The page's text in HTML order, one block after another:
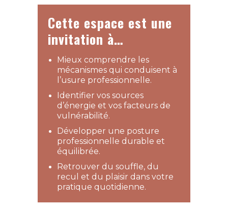
Cette espace est une
invitation à…
Mieux comprendre les
mécanismes qui conduisent à
l’usure professionnelle.
Identifier vos sources
d’énergie et vos facteurs de
vulnérabilité.
Développer une posture
professionnelle durable et
équilibrée.
Retrouver du souffle, du
recul et du plaisir dans votre
pratique quotidienne.